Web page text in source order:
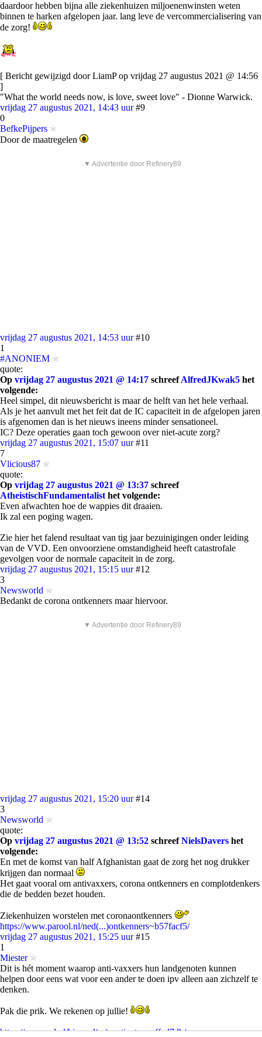
daardoor hebben bijna alle ziekenhuizen miljoenenwinsten weten
binnen te harken afgelopen jaar. lang leve de vercommercialisering van
de zorg!
[ Bericht gewijzigd door LiamP op vrijdag 27 augustus 2021 @ 14:56
]
"What the world needs now, is love, sweet love" - Dionne Warwick.
vrijdag 27 augustus 2021, 14:43 uur #9
0
BefkePijpers
Door de maatregelen
▼ Advertentie door Refinery89
vrijdag 27 augustus 2021, 14:53 uur #10
1
#ANONIEM
quote:
Op vrijdag 27 augustus 2021 @ 14:17 schreefAlfredJKwak5 het
volgende:
Heel simpel, dit nieuwsbericht is maar de helft van het hele verhaal.
Als je het aanvult met het feit dat de IC capaciteit in de afgelopen jaren
is afgenomen dan is het nieuws ineens minder sensationeel.
IC? Deze operaties gaan toch gewoon over niet-acute zorg?
vrijdag 27 augustus 2021, 15:07 uur #11
7
Vlicious87
quote:
Op vrijdag 27 augustus 2021 @ 13:37 schreef
AtheistischFundamentalist het volgende:
Even afwachten hoe de wappies dit draaien.
Ik zal een poging wagen.
Zie hier het falend resultaat van tig jaar bezuinigingen onder leiding
van de VVD. Een onvoorziene omstandigheid heeft catastrofale
gevolgen voor de normale capaciteit in de zorg.
vrijdag 27 augustus 2021, 15:15 uur #12
3
Newsworld
Bedankt de corona ontkenners maar hiervoor.
▼ Advertentie door Refinery89
vrijdag 27 augustus 2021, 15:20 uur #14
3
Newsworld
quote:
Op vrijdag 27 augustus 2021 @ 13:52 schreefNielsDavers het
volgende:
En met de komst van half Afghanistan gaat de zorg het nog drukker
krijgen dan normaal
Het gaat vooral om antivaxxers, corona ontkenners en complotdenkers
die de bedden bezet houden.
Ziekenhuizen worstelen met coronaontkenners
https://www.parool.nl/ned(...)ontkenners~b57facf5/
vrijdag 27 augustus 2021, 15:25 uur #15
1
Miester
Dit is hét moment waarop anti-vaxxers hun landgenoten kunnen
helpen door eens wat voor een ander te doen ipv alleen aan zichzelf te
denken.
Pak die prik. We rekenen op jullie!
https://www.ad.nl/binnenl(...)apatienten~affed7db/